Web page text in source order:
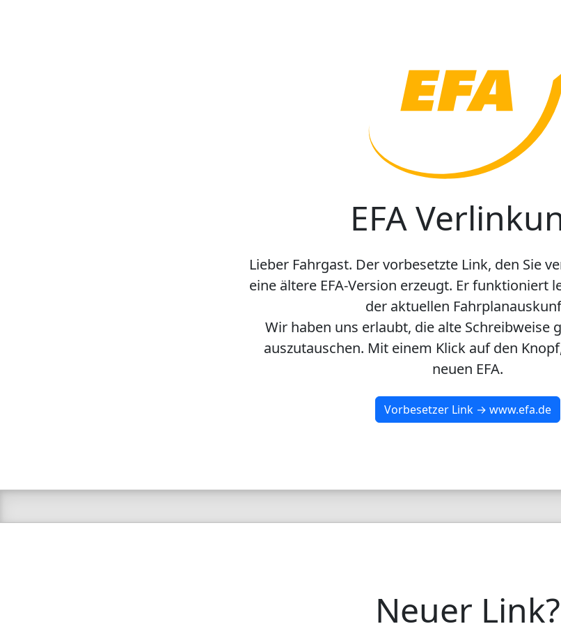
EFA
Lieber Fahrgast. Der vorbesetzte Link, den Sie
eine ältere EFA-Version erzeugt. Er funktioniert
der aktuellen
Wir haben uns erlaubt, die alte Schreibweise
auszutauschen. Mit einem Klick auf den
neuen EFA.
Vorbesetzer Link → www.efa.de
Neuer Link?